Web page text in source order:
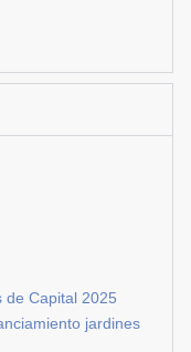
de Capital 2025
jardines